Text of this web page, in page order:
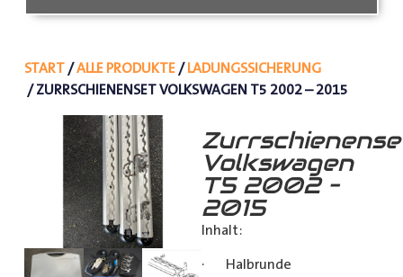
START/ALLE PRODUKTE/LADUNGSSICHERUNG
/ ZURRSCHIENENSET VOLKSWAGEN T5 2002 – 2015
Volkswagen
T5 2002 –
2015
Inhalt:
· Halbrunde